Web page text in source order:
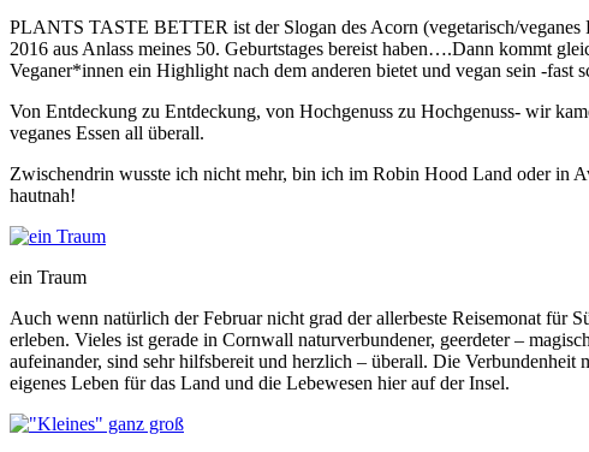
PLANTS TASTE BETTER ist der Slogan des Acorn (vegetarisch/
2016 aus Anlass meines 50. Geburtstages bereist haben….Dann kommt
Veganer*innen ein Highlight nach dem anderen bietet und vegan sein -
Von Entdeckung zu Entdeckung, von Hochgenuss zu Hochgenuss- wir
veganes Essen all überall.
Zwischendrin wusste ich nicht mehr, bin ich im Robin Hood Land oder in
hautnah!
ein Traum
Auch wenn natürlich der Februar nicht grad der allerbeste Reisemonat für
erleben. Vieles ist gerade in Cornwall naturverbundener, geerdeter –
aufeinander, sind sehr hilfsbereit und herzlich – überall. Die
eigenes Leben für das Land und die Lebewesen hier auf der Insel.